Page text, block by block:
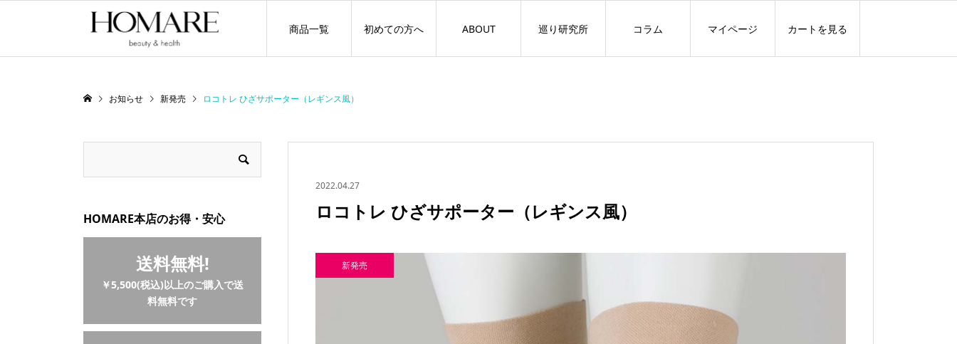
商品一覧 初めての方へ ABOUT 巡り研究所 コラム マイページ カートを見る
お知らせ 新発売 ロコトレ ひざサポーター（レギンス風）
2022.04.27
ロコトレ ひざサポーター（レギンス風）
新発売
HOMARE本店のお得・安心
送料無料!
￥5,500(税込)以上のご購入で送
料無料です